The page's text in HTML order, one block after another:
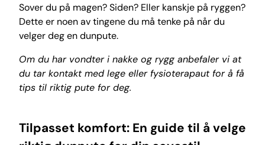
Sover du på magen? Siden? Eller kanskje på ryggen?
Dette er noen av tingene du må tenke på når du
velger deg en dunpute.
Om du har vondter i nakke og rygg anbefaler vi at
du tar kontakt med lege eller fysioterapaut for å få
tips til riktig pute for deg.
Tilpasset komfort: En guide til å velge